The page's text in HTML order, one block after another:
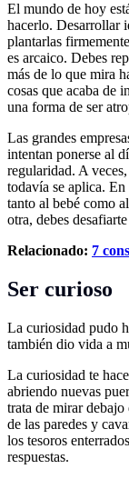
El mundo de hoy
hacerlo. Desarrollar
plantarlas
es arcaico. Debes
más de lo que mira
cosas que acaba de
una forma de ser
Las grandes
intentan ponerse al
regularidad. A
todavía se aplica. En
tanto al bebé como
otra, debes
Relacionado: 7
Ser curioso
La curiosidad pudo
también dio vida a
La curiosidad te
abriendo nuevas
trata de mirar debajo
de las paredes y
los tesoros
respuestas.